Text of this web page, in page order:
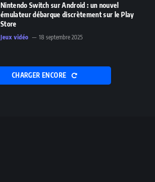
Nintendo Switch sur Android : un nouvel
émulateur débarque discrètement sur le Play
Store
Jeux vidéo 18 septembre 2025
CHARGER ENCORE